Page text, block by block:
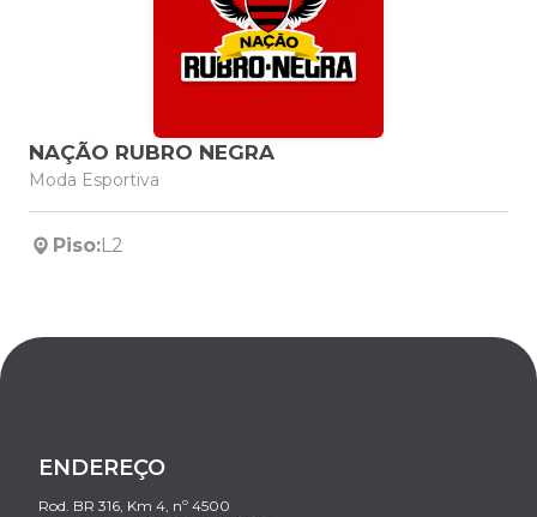
NAÇÃO RUBRO NEGRA
Moda Esportiva
Piso:L2
ENDEREÇO
Rod. BR 316, Km 4, nº 4500